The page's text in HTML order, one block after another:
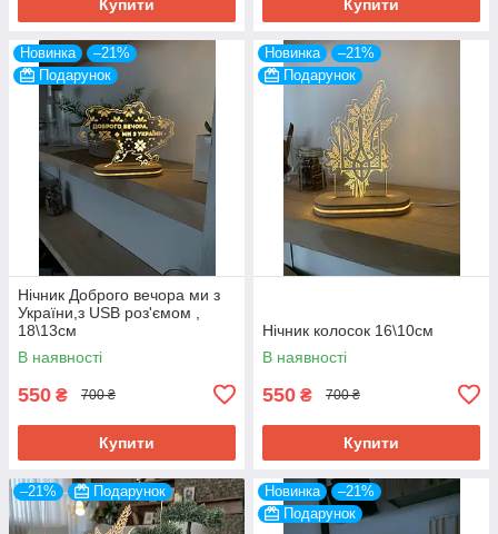
Купити Купити
Новинка
–21%
Подарунок
Нічник Доброго вечора ми з
України,з USB роз'ємом ,
18\13см
В наявності
550 ₴ 700 ₴
Купити
Новинка
–21%
Подарунок
Нічник колосок 16\10см
В наявності
550 ₴ 700 ₴
Купити
–21% Подарунок Новинка
–21%
Подарунок